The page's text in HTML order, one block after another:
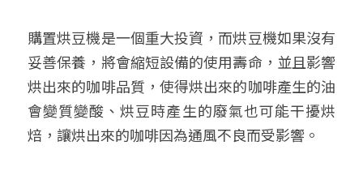
購置烘豆機是一個重大投資，而烘豆機如果沒有
妥善保養，將會縮短設備的使用壽命，並且影響
烘出來的咖啡品質，使得烘出來的咖啡產生的油
會變質變酸、烘豆時產生的廢氣也可能干擾烘
焙，讓烘出來的咖啡因為通風不良而受影響。